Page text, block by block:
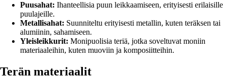
Puusahat: Ihanteellisia puun leikkaamiseen, erityisesti erilaisille
puulajeille.
Metallisahat: Suunniteltu erityisesti metallin, kuten teräksen tai
alumiinin, sahamiseen.
Yleisleikkurit: Monipuolisia teriä, jotka soveltuvat moniin
materiaaleihin, kuten muoviin ja komposiitteihin.
Terän materiaalit